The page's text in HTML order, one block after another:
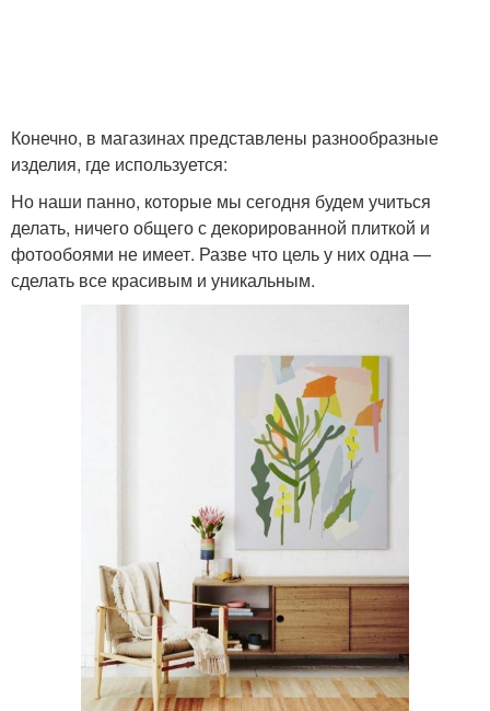
Конечно, в магазинах представлены разнообразные
изделия, где используется:
Но наши панно, которые мы сегодня будем учиться
делать, ничего общего с декорированной плиткой и
фотообоями не имеет. Разве что цель у них одна —
сделать все красивым и уникальным.